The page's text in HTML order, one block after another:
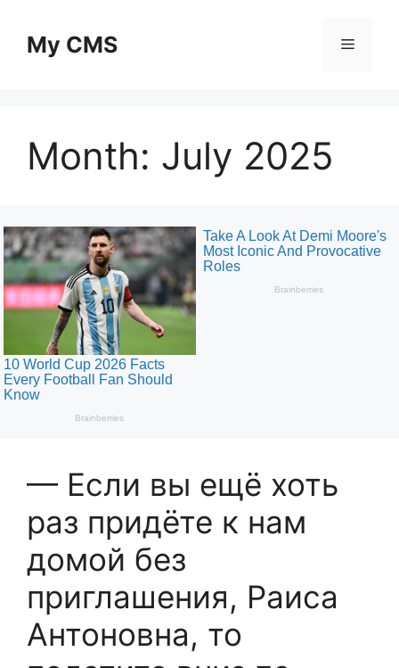
contentMy CMS Menu
Month: July 2025
— Если вы ещё хоть
раз придёте к нам
домой без
приглашения, Раиса
Антоновна, то